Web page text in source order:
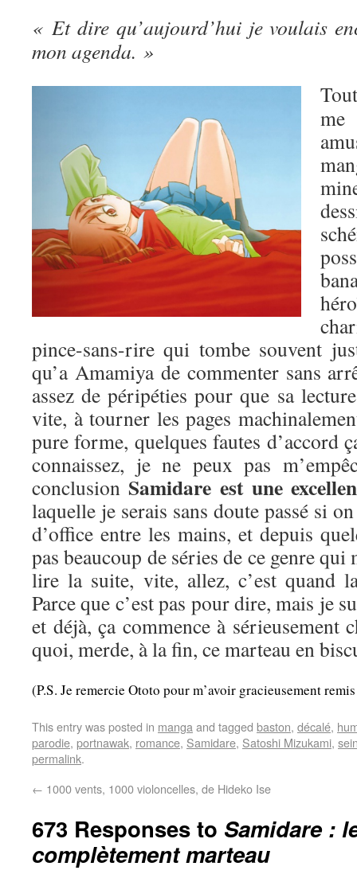
« Et dire qu’aujourd’hui je voulais
mon agenda. »
pince-sans-rire qui tombe souvent
qu’a Amamiya de commenter sans
assez de péripéties pour que sa
vite, à tourner les pages
pure forme, quelques fautes d’accord
connaissez, je ne peux pas
conclusion Samidare est une
laquelle je serais sans doute passé si
d’office entre les mains, et depuis
pas beaucoup de séries de ce genre
lire la suite, vite, allez, c’est quand
Parce que c’est pas pour dire, mais je
et déjà, ça commence à sérieusement
quoi, merde, à la fin, ce marteau en
(P.S. Je remercie Ototo pour m’avoir gracieusement
This entry was posted in manga and tagged baston, décalé,
parodie, portnawak, romance, Samidare, Satoshi Mizukami,
permalink.
← 1000 vents, 1000 violoncelles, de Hideko Ise
673 Responses to Samidare :
complètement marteau